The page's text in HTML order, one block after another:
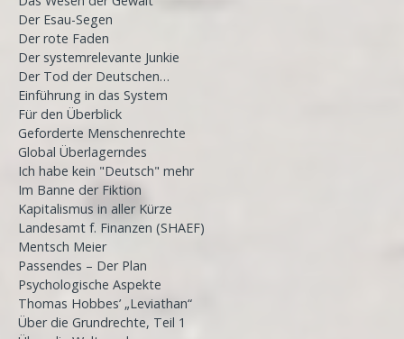
Der Esau-Segen
Der rote Faden
Der systemrelevante Junkie
Der Tod der Deutschen…
Einführung in das System
Für den Überblick
Geforderte Menschenrechte
Global Überlagerndes
Ich habe kein "Deutsch" mehr
Im Banne der Fiktion
Kapitalismus in aller Kürze
Landesamt f. Finanzen (SHAEF)
Mentsch Meier
Passendes – Der Plan
Psychologische Aspekte
Thomas Hobbes’ „Leviathan“
Über die Grundrechte, Teil 1